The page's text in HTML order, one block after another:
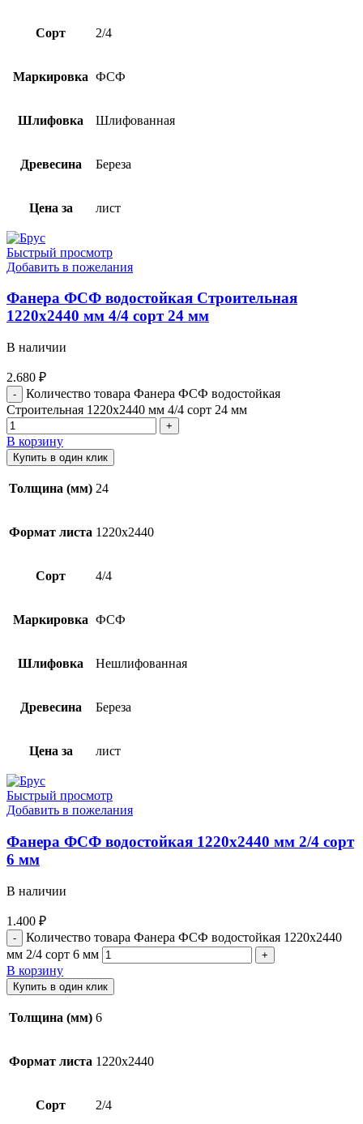
Сорт 2/4
Маркировка ФСФ
Шлифовка Шлифованная
Древесина Береза
Цена за лист
Быстрый просмотр
Добавить в пожелания
Фанера ФСФ водостойкая Строительная
1220х2440 мм 4/4 сорт 24 мм
В наличии
2.680 ₽
Количество товара Фанера ФСФ водостойкая
Строительная 1220х2440 мм 4/4 сорт 24 мм
В корзину
Купить в один клик
Толщина (мм) 24
Формат листа 1220х2440
Сорт 4/4
Маркировка ФСФ
Шлифовка Нешлифованная
Древесина Береза
Цена за лист
Быстрый просмотр
Добавить в пожелания
Фанера ФСФ водостойкая 1220х2440 мм 2/4 сорт
6 мм
В наличии
1.400 ₽
Количество товара Фанера ФСФ водостойкая 1220х2440
мм 2/4 сорт 6 мм
В корзину
Купить в один клик
Толщина (мм) 6
Формат листа 1220х2440
Сорт 2/4